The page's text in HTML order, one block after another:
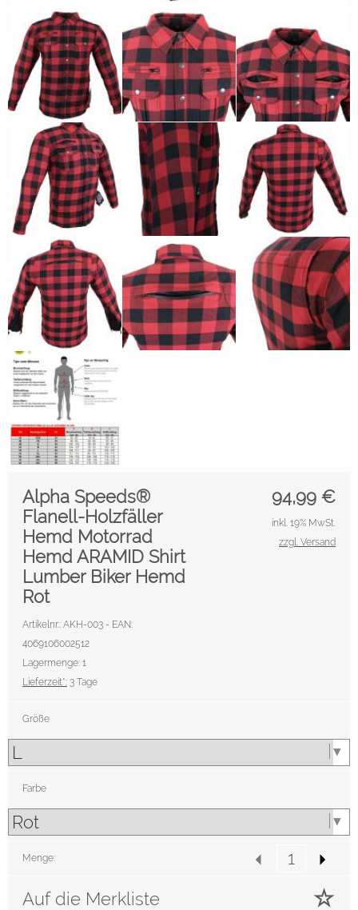
94,99 €
Alpha Speeds®
Flanell-Holzfäller
Hemd Motorrad
Hemd ARAMID Shirt
Lumber Biker Hemd
Rot
Artikelnr.: AKH-003 - EAN:
4069106002512
Lagermenge: 1
Lieferzeit*: 3 Tage
inkl. 19% MwSt.
zzgl. Versand
Größe
Farbe
Menge:
Auf die Merkliste